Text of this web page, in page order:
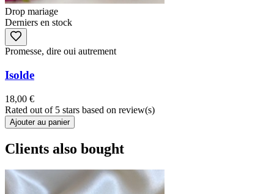
Drop mariage
Derniers en stock
Promesse, dire oui autrement
Isolde
18,00 €
Rated out of 5 stars based on review(s)
Ajouter au panier
Clients also bought